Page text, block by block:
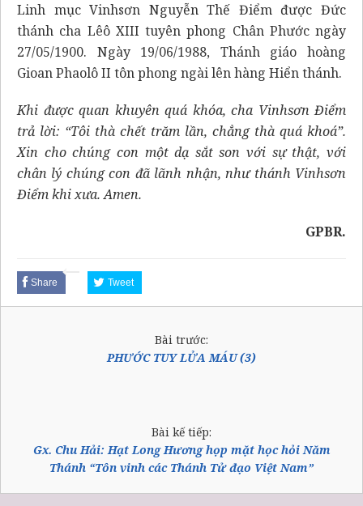
Linh mục Vinhsơn Nguyễn Thế Điểm được Đức
thánh cha Lêô XIII tuyên phong Chân Phước ngày
27/05/1900. Ngày 19/06/1988, Thánh giáo hoàng
Gioan Phaolô II tôn phong ngài lên hàng Hiển thánh.
Khi được quan khuyên quá khóa, cha Vinhsơn Điểm
trả lời: “Tôi thà chết trăm lần, chẳng thà quá khoá”.
Xin cho chúng con một dạ sắt son với sự thật, với
chân lý chúng con đã lãnh nhận, như thánh Vinhsơn
Điểm khi xưa. Amen.
GPBR.
Share Tweet
Bài trước:
PHƯỚC TUY LỬA MÁU (3)
Bài kế tiếp:
Gx. Chu Hải: Hạt Long Hương họp mặt học hỏi Năm
Thánh “Tôn vinh các Thánh Tử đạo Việt Nam”